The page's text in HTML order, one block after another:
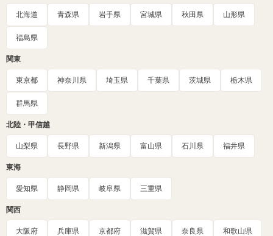
北海道 青森県 岩手県 宮城県 秋田県 山形県
福島県
関東
東京都 神奈川県 埼玉県 千葉県 茨城県 栃木県
群馬県
北陸・甲信越
山梨県 長野県 新潟県 富山県 石川県 福井県
東海
愛知県 静岡県 岐阜県 三重県
関西
大阪府 兵庫県 京都府 滋賀県 奈良県 和歌山県